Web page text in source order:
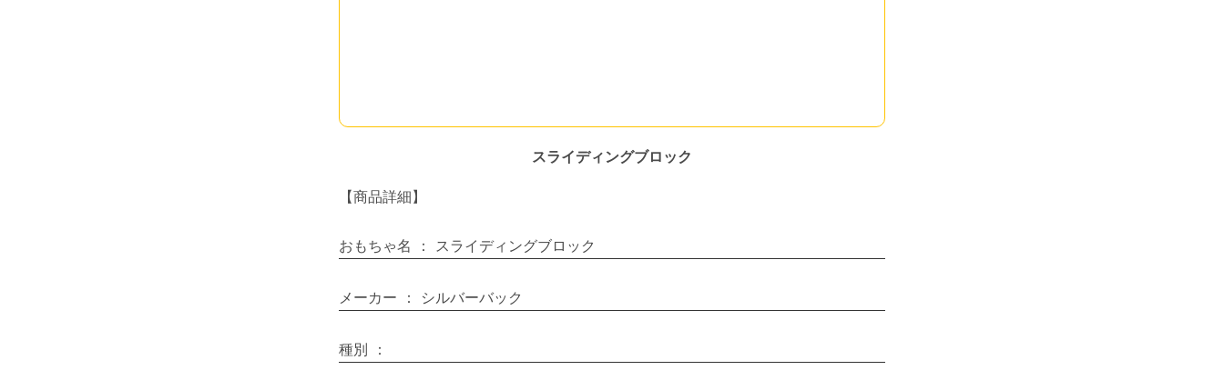
スライディングブロック
【商品詳細】
おもちゃ名 ： スライディングブロック
メーカー ： シルバーバック
種別 ：